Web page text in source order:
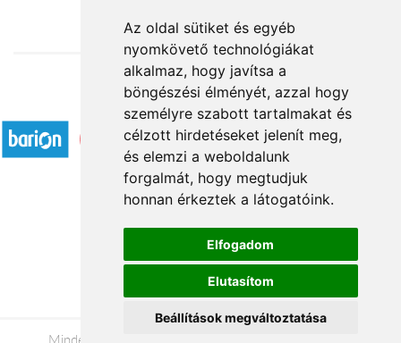
Az oldal sütiket és egyéb
nyomkövető technológiákat
alkalmaz, hogy javítsa a
böngészési élményét, azzal hogy
személyre szabott tartalmakat és
célzott hirdetéseket jelenít meg,
és elemzi a weboldalunk
forgalmát, hogy megtudjuk
honnan érkeztek a látogatóink.
Elfogadom
Elutasítom
Beállítások megváltoztatása
Elfogadott fizetési módok
Á.SZ.F.
Impresszum
Adatkezelési tájékoztató
Minden jog fenntartva © 2026 |